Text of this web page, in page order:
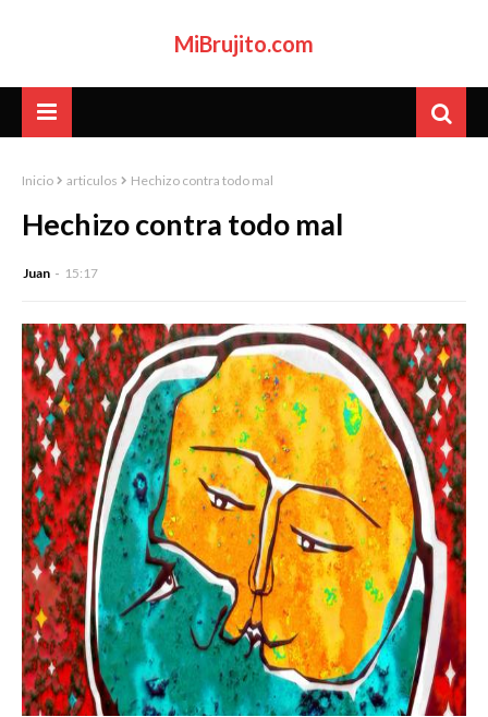
MiBrujito.com
Inicio articulos Hechizo contra todo mal
Hechizo contra todo mal
Juan 15:17